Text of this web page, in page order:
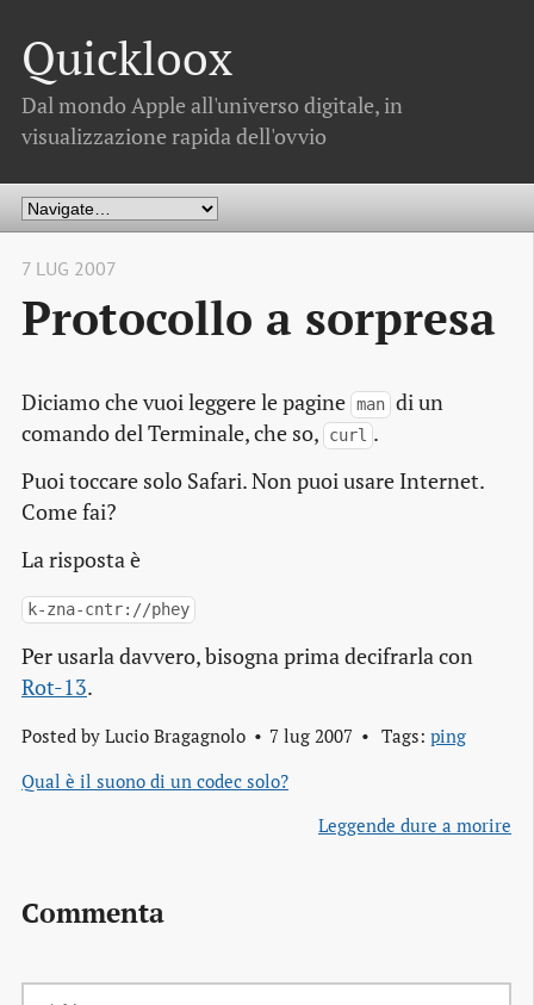
Quickloox
Dal mondo Apple all'universo digitale, in
visualizzazione rapida dell'ovvio
7 LUG 2007
Protocollo a sorpresa
Diciamo che vuoi leggere le pagine man di un
comando del Terminale, che so,
curl .
Puoi toccare solo Safari. Non puoi usare Internet.
Come fai?
La risposta è
k-zna-cntr://phey
Per usarla davvero, bisogna prima decifrarla con
Rot-13.
Posted by Lucio Bragagnolo 7 lug 2007 Tags: ping
Qual è il suono di un codec solo?
Leggende dure a morire
Commenta